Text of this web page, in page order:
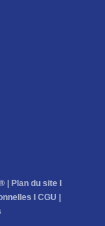
® |Plan du site l
l CGU |